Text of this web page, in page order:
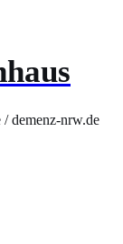
/ demenz-nrw.de